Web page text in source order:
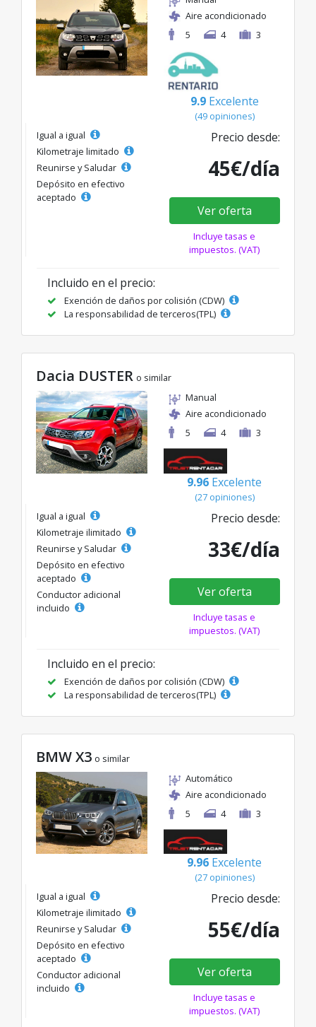
29€/día.
Aire acondicionado
5
4 3
9.9 Excelente
(49 opiniones)
Igual a igual
Kilometraje limitado
Reunirse y Saludar
Depósito en efectivo
aceptado
Precio desde:
45€/día
Ver oferta
Incluye tasas e
impuestos. (VAT)
Incluido en el precio:
Exención de daños por colisión (CDW)
La responsabilidad de terceros(TPL)
Dacia DUSTER o similar
Manual
Aire acondicionado
5
4 3
9.96 Excelente
(27 opiniones)
Igual a igual
Kilometraje ilimitado
Reunirse y Saludar
Depósito en efectivo
aceptado
Conductor adicional
incluido
Precio desde:
33€/día
Ver oferta
Incluye tasas e
impuestos. (VAT)
Incluido en el precio:
Exención de daños por colisión (CDW)
La responsabilidad de terceros(TPL)
BMW X3 o similar
Automático
Aire acondicionado
5
4 3
9.96 Excelente
(27 opiniones)
Igual a igual
Kilometraje ilimitado
Reunirse y Saludar
Depósito en efectivo
aceptado
Conductor adicional
incluido
Precio desde:
55€/día
Ver oferta
Incluye tasas e
impuestos. (VAT)